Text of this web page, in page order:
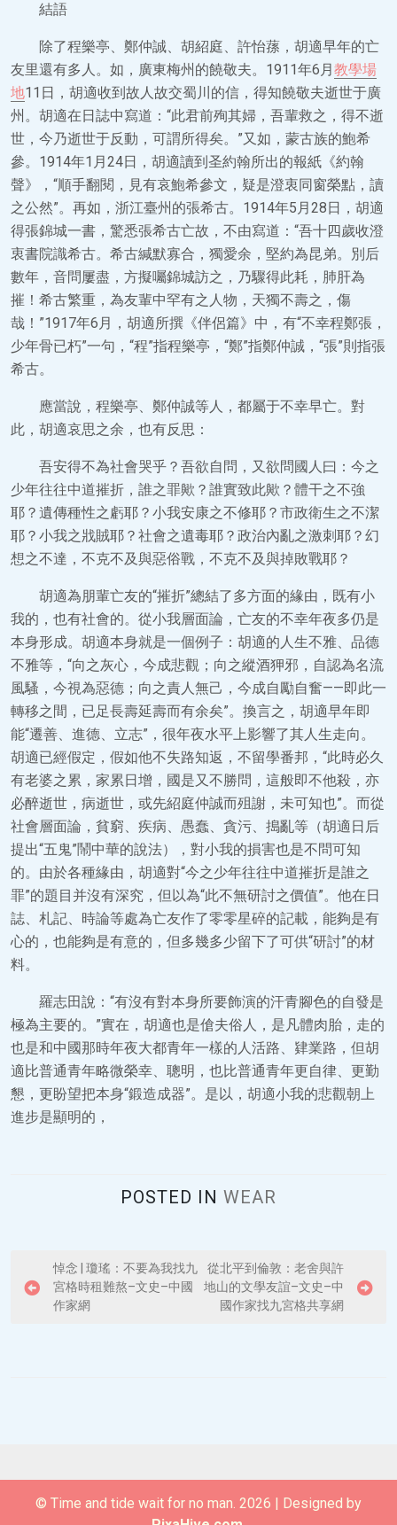
結語
除了程樂亭、鄭仲誠、胡紹庭、許怡蓀，胡適早年的亡
友里還有多人。如，廣東梅州的饒敬夫。1911年6月教學場
地11日，胡適收到故人故交蜀川的信，得知饒敬夫逝世于廣
州。胡適在日誌中寫道：“此君前殉其婦，吾輩救之，得不逝
世，今乃逝世于反動，可謂所得矣。”又如，蒙古族的鮑希
參。1914年1月24日，胡適讀到圣約翰所出的報紙《約翰
聲》，“順手翻閱，見有哀鮑希參文，疑是澄衷同窗榮點，讀
之公然”。再如，浙江臺州的張希古。1914年5月28日，胡適
得張錦城一書，驚悉張希古亡故，不由寫道：“吾十四歲收澄
衷書院識希古。希古緘默寡合，獨愛余，堅約為昆弟。別后
數年，音問屢盡，方擬囑錦城訪之，乃驟得此耗，肺肝為
摧！希古繁重，為友輩中罕有之人物，天獨不壽之，傷
哉！”1917年6月，胡適所撰《伴侶篇》中，有“不幸程鄭張，
少年骨已朽”一句，“程”指程樂亭，“鄭”指鄭仲誠，“張”則指張
希古。
應當說，程樂亭、鄭仲誠等人，都屬于不幸早亡。對
此，胡適哀思之余，也有反思：
吾安得不為社會哭乎？吾欲自問，又欲問國人曰：今之
少年往往中道摧折，誰之罪歟？誰實致此歟？體干之不強
耶？遺傳種性之虧耶？小我安康之不修耶？市政衛生之不潔
耶？小我之戕賊耶？社會之遺毒耶？政治內亂之激刺耶？幻
想之不達，不克不及與惡俗戰，不克不及與掉敗戰耶？
胡適為朋輩亡友的“摧折”總結了多方面的緣由，既有小
我的，也有社會的。從小我層面論，亡友的不幸年夜多仍是
本身形成。胡適本身就是一個例子：胡適的人生不雅、品德
不雅等，“向之灰心，今成悲觀；向之縱酒狎邪，自認為名流
風騷，今視為惡德；向之責人無己，今成自勵自奮——即此一
轉移之間，已足長壽延壽而有余矣”。換言之，胡適早年即
能“遷善、進德、立志”，很年夜水平上影響了其人生走向。
胡適已經假定，假如他不失路知返，不留學番邦，“此時必久
有老婆之累，家累日增，國是又不勝問，這般即不他殺，亦
必醉逝世，病逝世，或先紹庭仲誠而殂謝，未可知也”。而從
社會層面論，貧窮、疾病、愚蠢、貪污、搗亂等（胡適日后
提出“五鬼”鬧中華的說法），對小我的損害也是不問可知
的。由於各種緣由，胡適對“今之少年往往中道摧折是誰之
罪”的題目并沒有深究，但以為“此不無研討之價值”。他在日
誌、札記、時論等處為亡友作了零零星碎的記載，能夠是有
心的，也能夠是有意的，但多幾多少留下了可供“研討”的材
料。
羅志田說：“有沒有對本身所要飾演的汗青腳色的自發是
極為主要的。”實在，胡適也是傖夫俗人，是凡體肉胎，走的
也是和中國那時年夜大都青年一樣的人活路、肄業路，但胡
適比普通青年略微榮幸、聰明，也比普通青年更自律、更勤
懇，更盼望把本身“鍛造成器”。是以，胡適小我的悲觀朝上
進步是顯明的，
POSTED IN WEAR
o
g
悼念 | 瓊瑤：不要為我找九
宮格時租難熬–文史–中國
作家網
從北平到倫敦：老舍與許
地山的文學友誼–文史–中
國作家找九宮格共享網
© Time and tide wait for no man. 2026 | Designed by